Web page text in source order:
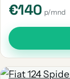
€140 p/mnd